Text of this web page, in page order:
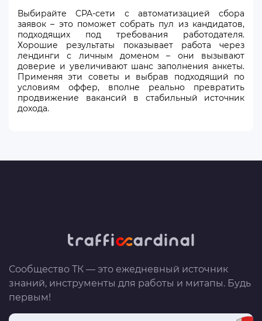
Выбирайте CPA-сети с автоматизацией сбора
заявок – это поможет собрать пул из кандидатов,
подходящих под требования работодателя.
Хорошие результаты показывает работа через
лендинги с личным доменом – они вызывают
доверие и увеличивают шанс заполнения анкеты.
Применяя эти советы и выбрав подходящий по
условиям оффер, вполне реально превратить
продвижение вакансий в стабильный источник
дохода.
Сообщество ТК — это ежедневный источник
знаний, инструменты для работы и митапы. Будь
первым!